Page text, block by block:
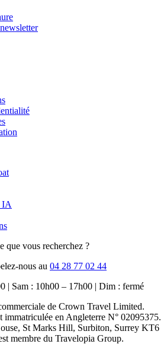
IA
que vous recherchez ?
nous au 04 28 77 02 44
| Sam : 10h00 – 17h00 | Dim : fermé
de Crown Travel Limited.
en Angleterre N° 02095375.
St Marks Hill, Surbiton, Surrey KT6
membre du Travelopia Group.